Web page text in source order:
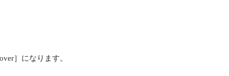
］になります。